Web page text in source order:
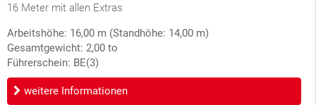
16 Meter mit allen Extras
Arbeitshöhe: 16,00 m (Standhöhe: 14,00 m)
Gesamtgewicht: 2,00 to
Führerschein: BE(3)
weitere Informationen